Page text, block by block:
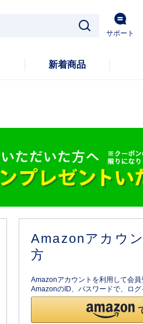
サポート
新着商品
Amazonアカウ
方
Amazonアカウントを利用して会員
AmazonのID、パスワードで、ログ